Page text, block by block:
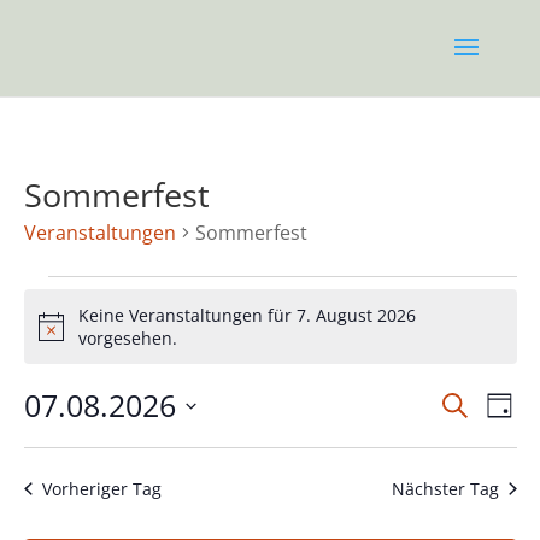
Sommerfest
Veranstaltungen Sommerfest
Veranstaltungen
for
7.
August
2026
Notice
Keine Veranstaltungen für 7. August 2026
vorgesehen.
SucheTag
07.08.2026
Vorheriger Tag
Nächster Tag